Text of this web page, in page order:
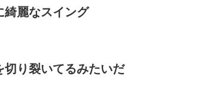
綺麗なスイング
切り裂いてるみたいだ